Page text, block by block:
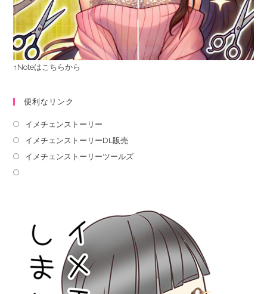
↑Noteはこちらから
便利なリンク
イメチェンストーリー
イメチェンストーリーDL販売
イメチェンストーリーツールズ